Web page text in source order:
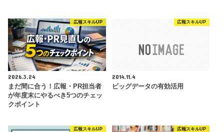
広報スキルUP
2026.3.24
まだ間に合う！広報・PR担当者
が年度末にやるべき5つのチェッ
クポイント
広報スキルUP
2014.11.4
ビッグデータの有効活用
広報スキルUP 広報スキルUP